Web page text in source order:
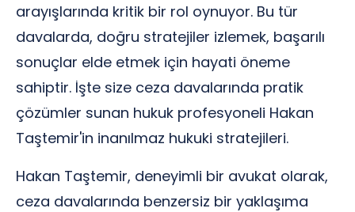
arayışlarında kritik bir rol oynuyor. Bu tür
davalarda, doğru stratejiler izlemek, başarılı
sonuçlar elde etmek için hayati öneme
sahiptir. İşte size ceza davalarında pratik
çözümler sunan hukuk profesyoneli Hakan
Taştemir'in inanılmaz hukuki stratejileri.
Hakan Taştemir, deneyimli bir avukat olarak,
ceza davalarında benzersiz bir yaklaşıma